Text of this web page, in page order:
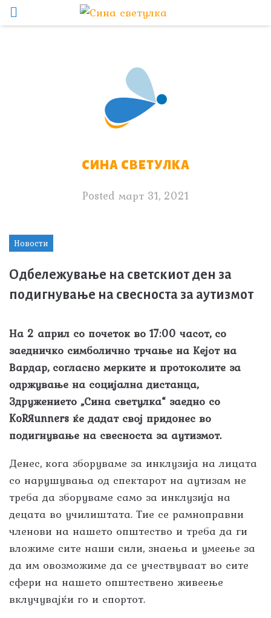
СИНА СВЕТУЛКА
Posted март 31, 2021
Новости
Oдбележување на светскиот ден за
подигнување на свесноста за аутизмот
На 2 април со почеток во 17:00 часот, со
заедничко симболично трчање на Кејот на
Вардар, согласно мерките и протоколите за
одржување на социјална дистанца,
Здружението „Сина светулка“ заедно со
KoRЯunners ќе дадат свој придонес во
подигнување на свесноста за аутизмот.
Денес, кога зборуваме за инклузија на лицата
со нарушувања од спектарот на аутизам не
треба да зборуваме само за инклузија на
децата во училиштата. Тие се рамноправни
членови на нашето општество и треба да ги
вложиме сите наши сили, знаења и умеење за
да им овозможиме да се учествуваат во сите
сфери на нашето општествено живеење
вклучувајќи го и спортот.